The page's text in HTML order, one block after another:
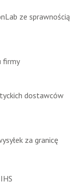
ze sprawnością
firmy
dostawców
za granicę